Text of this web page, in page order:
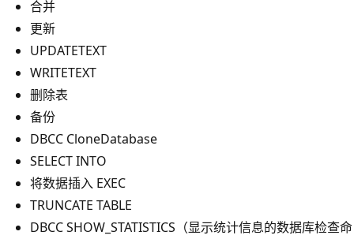
合并
更新
UPDATETEXT
WRITETEXT
删除表
备份
DBCC CloneDatabase
SELECT INTO
将数据插入 EXEC
TRUNCATE TABLE
DBCC SHOW_STATISTICS（显示统计信息的数据库检查命